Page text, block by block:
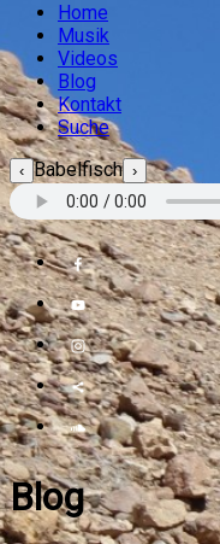
Home
Musik
Videos
Blog
Kontakt
Suche
‹ Babelfisch ›
Blog